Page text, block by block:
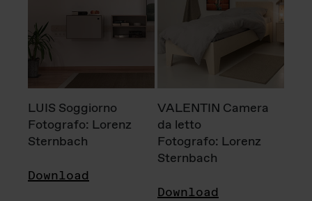
LUIS Soggiorno
Fotografo: Lorenz
Sternbach
Download
VALENTIN Camera
da letto
Fotografo: Lorenz
Sternbach
Download